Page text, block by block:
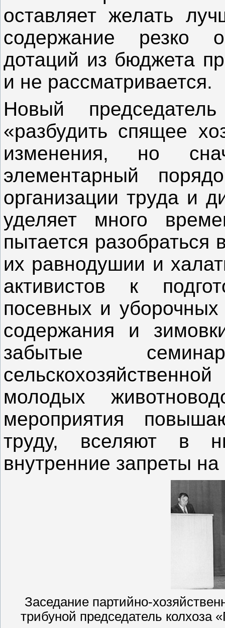
оставляет желать
содержание резко
дотаций из бюджета
и не рассматривается.
Новый
«разбудить спящее
изменения, но
элементарный
организации труда и
уделяет много
пытается разобраться
их равнодушии и
активистов к
посевных и уборочных
содержания и
забытые
молодых
мероприятия
труду, вселяют в
внутренние запреты
Заседание партийно-
трибуной председатель